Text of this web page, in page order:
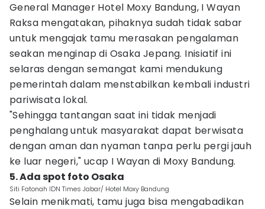
General Manager Hotel Moxy Bandung, I Wayan
Raksa mengatakan, pihaknya sudah tidak sabar
untuk mengajak tamu merasakan pengalaman
seakan menginap di Osaka Jepang. Inisiatif ini
selaras dengan semangat kami mendukung
pemerintah dalam menstabilkan kembali industri
pariwisata lokal.
"Sehingga tantangan saat ini tidak menjadi
penghalang untuk masyarakat dapat berwisata
dengan aman dan nyaman tanpa perlu pergi jauh
ke luar negeri," ucap I Wayan di Moxy Bandung.
5. Ada spot foto Osaka
Siti Fatonah IDN Times Jabar/ Hotel Moxy Bandung
Selain menikmati, tamu juga bisa mengabadikan